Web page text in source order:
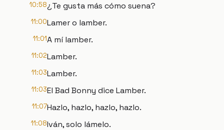
10:58¿Te gusta más cómo suena?
11:00Lamer o lamber.
11:01A mí lamber.
11:02Lamber.
11:03Lamber.
11:03El Bad Bonny dice Lamber.
11:07Hazlo, hazlo, hazlo, hazlo.
11:08Iván, solo lámelo.